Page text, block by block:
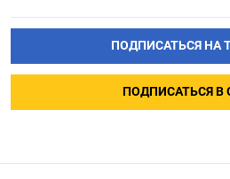
ПОДПИСАТЬСЯ НА
ПОДПИСАТЬСЯ В